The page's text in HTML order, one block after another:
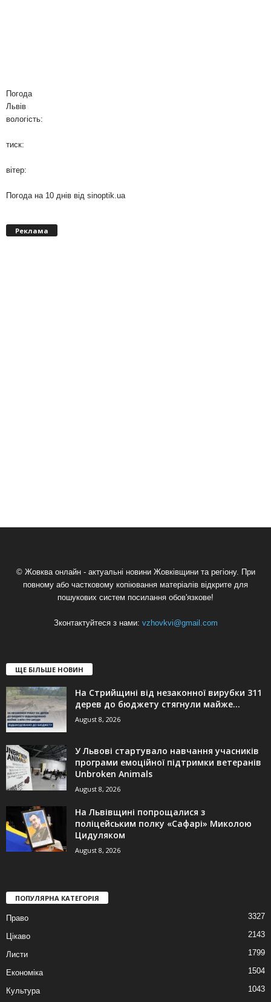
Погода
Львів
вологість:
тиск:
вітер:
Погода на 10 днів від sinoptik.ua
Реклама
© Жовква онлайн - актуальні новини Жовківщини та регіону. При
повному або частковому копіювання матеріалів відкрите для
пошукових систем посилання обов'язкове!
Зконтактуйтеся з нами: vzhovkvi@gmail.com
ЩЕ БІЛЬШЕ НОВИН
На Стрийщині від незаконної вирубки 311
дерев до бюджету стягнули майже...
August 8, 2026
У Львові стартувало навчання учасників
програми емоційної підтримки ветеранів
Unbroken Animals
August 8, 2026
На Львівщині попрощалися з
поліцейським полку «Сафарі» Миколою
Цидуляком
August 8, 2026
ПОПУЛЯРНА КАТЕГОРІЯ
Право 3327
Цікаво 2143
Листи 1799
Економіка 1504
Культура 1043